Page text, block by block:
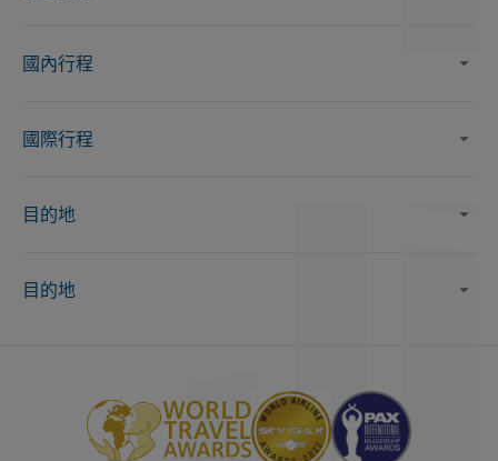
國內行程
國際行程
目的地
目的地